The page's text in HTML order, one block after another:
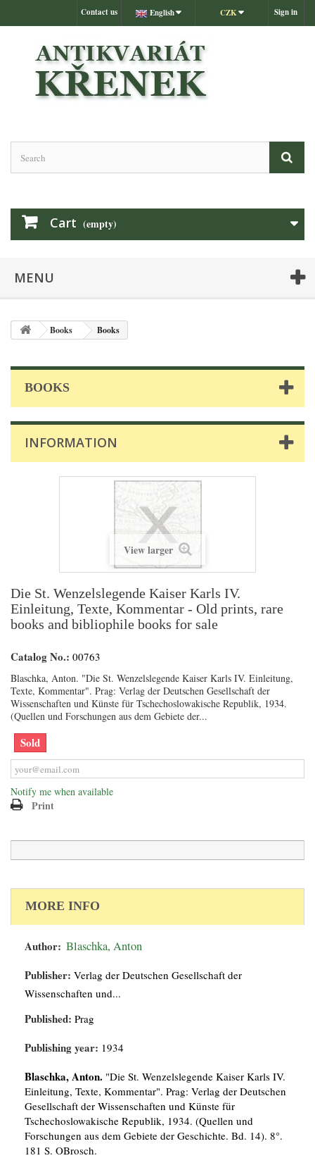
Sign in
CZK
English
Contact us
Cart (empty)
MENU
Books Books
BOOKS
INFORMATION
View larger
Die St. Wenzelslegende Kaiser Karls IV.
Einleitung, Texte, Kommentar - Old prints, rare
books and bibliophile books for sale
Catalog No.: 00763
Blaschka, Anton. "Die St. Wenzelslegende Kaiser Karls IV. Einleitung,
Texte, Kommentar". Prag: Verlag der Deutschen Gesellschaft der
Wissenschaften und Künste für Tschechoslowakische Republik, 1934.
(Quellen und Forschungen aus dem Gebiete der...
Sold
Notify me when available
Print
MORE INFO
Author: Blaschka, Anton
Publisher: Verlag der Deutschen Gesellschaft der
Wissenschaften und...
Published: Prag
Publishing year: 1934
Blaschka, Anton. "Die St. Wenzelslegende Kaiser Karls IV.
Einleitung, Texte, Kommentar". Prag: Verlag der Deutschen
Gesellschaft der Wissenschaften und Künste für
Tschechoslowakische Republik, 1934. (Quellen und
Forschungen aus dem Gebiete der Geschichte. Bd. 14). 8°.
181 S. OBrosch.